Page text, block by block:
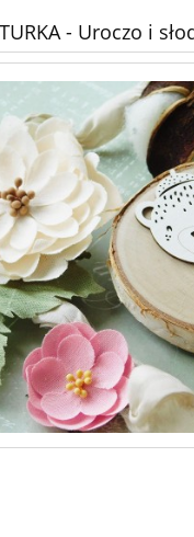
- Uroczo i